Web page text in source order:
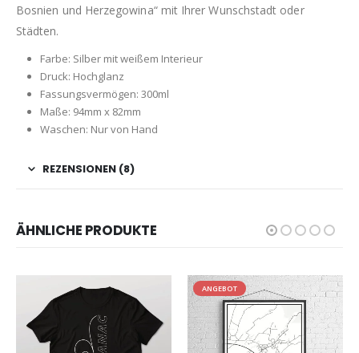
Bosnien und Herzegowina“ mit Ihrer Wunschstadt oder
Städten.
Farbe: Silber mit weißem Interieur
Druck: Hochglanz
Fassungsvermögen: 300ml
Maße: 94mm x 82mm
Waschen: Nur von Hand
REZENSIONEN (8)
ÄHNLICHE PRODUKTE
ANGEBOT